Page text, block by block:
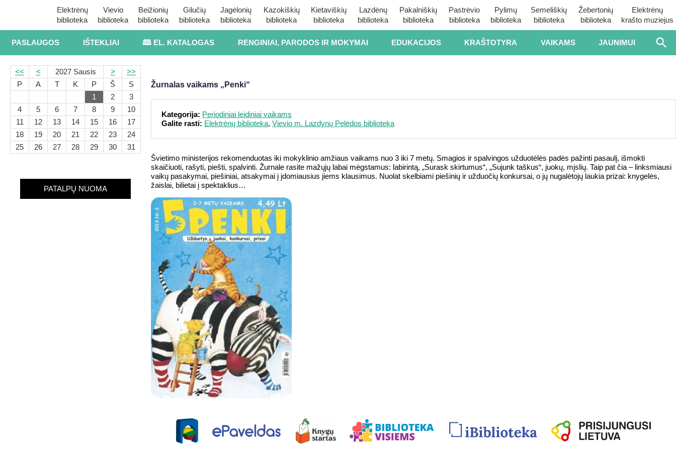
Elektrėnų
biblioteka
Vievio
biblioteka
Beižionių
biblioteka
Gilučių
biblioteka
Jagėlonių
biblioteka
Kazokiškių
biblioteka
Kietaviškių
biblioteka
Lazdėnų
biblioteka
Pakalniškių
biblioteka
Pastrėvio
biblioteka
Pylimų
biblioteka
Semeliškių
biblioteka
Žebertonių
biblioteka
Elektrėnų
krašto muziejus
PASLAUGOS IŠTEKLIAI 🕮 EL. KATALOGAS RENGINIAI, PARODOS IR MOKYMAI EDUKACIJOS KRAŠTOTYRA VAIKAMS JAUNIMUI
<< < 2027 Sausis >
>>
P
A T K P Š
S
1
2
3
4
5 6 7 8 9
10
11
12 13 14 15 16
17
18
19 20 21 22 23
24
25
26 27 28 29 30 31
PATALPŲ NUOMA
Žurnalas vaikams „Penki“
Kategorija: Periodiniai leidiniai vaikams
Galite rasti: Elektrėnų biblioteka, Vievio m. Lazdynų Pelėdos biblioteka
Švietimo ministerijos rekomenduotas iki mokyklinio amžiaus vaikams nuo 3 iki 7 metų. Smagios ir spalvingos užduotėlės padės pažinti pasaulį, išmokti
skaičiuoti, rašyti, piešti, spalvinti. Žurnale rasite mažųjų labai mėgstamus: labirintą, „Surask skirtumus“, „Sujunk taškus“, juokų, mįslių. Taip pat čia – linksmiausi
vaikų pasakymai, piešiniai, atsakymai į įdomiausius jiems klausimus. Nuolat skelbiami piešinių ir užduočių konkursai, o jų nugalėtojų laukia prizai: knygelės,
žaislai, bilietai į spektaklius…